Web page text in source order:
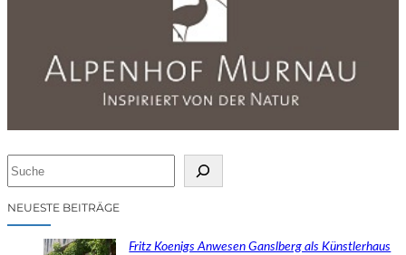
cNEUESTE BEITRÄGE
Fritz Koenigs Anwesen Ganslberg als Künstlerhaus